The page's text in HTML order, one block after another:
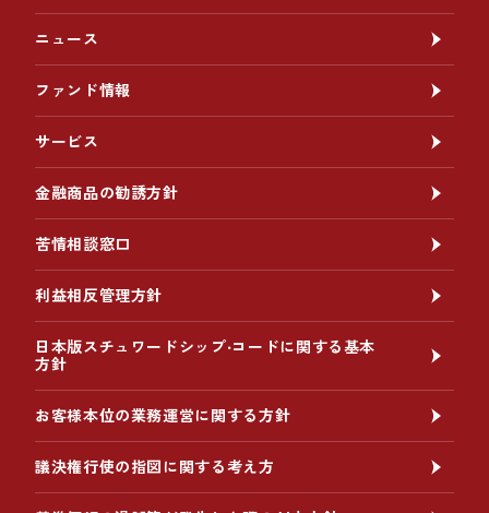
ニュース
ファンド情報
サービス
金融商品の勧誘方針
苦情相談窓口
利益相反管理方針
日本版スチュワードシップ‧コードに関する基本
方針
お客様本位の業務運営に関する方針
議決権行使の指図に関する考え方